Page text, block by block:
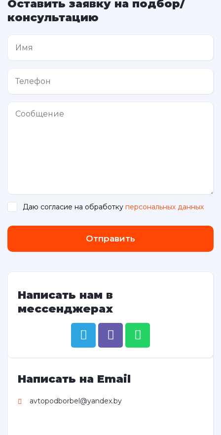
Оставить заявку на подбор/
консультацию
Даю согласие на обработку персональных данных
Отправить
Написать нам в
мессенджерах
Написать на Email
avtopodborbel@yandex.by